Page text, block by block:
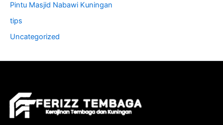
Pintu Masjid Nabawi Kuningan
tips
Uncategorized